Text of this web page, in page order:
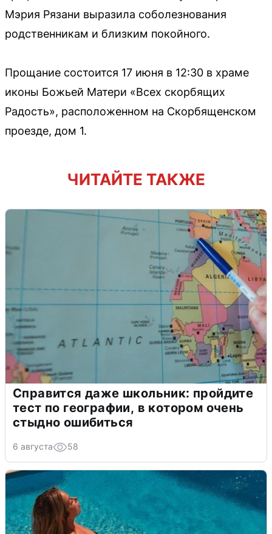
Мэрия Рязани выразила соболезнования
родственникам и близким покойного.
Прощание состоится 17 июня в 12:30 в храме
иконы Божьей Матери «Всех скорбящих
Радость», расположенном на Скорбященском
проезде, дом 1.
ЧИТАЙТЕ ТАКЖЕ
Справится даже школьник: пройдите
тест по географии, в котором очень
стыдно ошибиться
6 августа 58